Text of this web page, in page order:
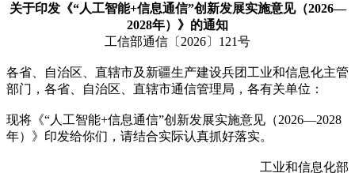
关于印发《“人工智能+信息通信”创新发展实施意见（2026—
2028年）》的通知
工信部通信〔2026〕121号
各省、自治区、直辖市及新疆生产建设兵团工业和信息化主管
部门，各省、自治区、直辖市通信管理局，各有关单位：
现将《“人工智能+信息通信”创新发展实施意见（2026—2028
年）》印发给你们，请结合实际认真抓好落实。
工业和信息化部